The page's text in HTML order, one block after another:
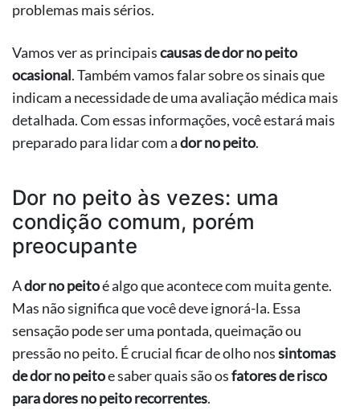
problemas mais sérios.
Vamos ver as principaiscausas de dor no peito
ocasional. Também vamos falar sobre os sinais que
indicam a necessidade de uma avaliação médica mais
detalhada. Com essas informações, você estará mais
preparado para lidar com ador no peito.
Dor no peito às vezes: uma
condição comum, porém
preocupante
Ador no peitoé algo que acontece com muita gente.
Mas não significa que você deve ignorá-la. Essa
sensação pode ser uma pontada, queimação ou
pressão no peito. É crucial ficar de olho nossintomas
de dor no peitoe saber quais são osfatores de risco
para dores no peito recorrentes.